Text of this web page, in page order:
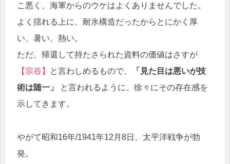
こ悪く、海軍からのウケはよくありませんでした。
よく揺れる上に、耐氷構造だったからとにかく厚
い、暑い、熱い。
ただ、帰還して持たさられた資料の価値はさすが
【宗谷】
と言わしめるもので、
「見た目は悪いが技
術は随一」
と言われるように、徐々にその存在感を
示してきます。
やがて昭和16年/1941年12月8日、太平洋戦争が勃
発。